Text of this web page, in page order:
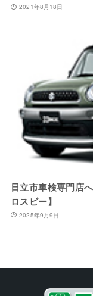
2021年8月18日
日立市車検専門店
ロスビー】
2025年9月9日